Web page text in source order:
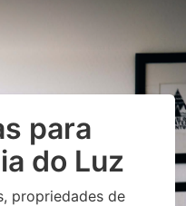
para
do Luz
propriedades de